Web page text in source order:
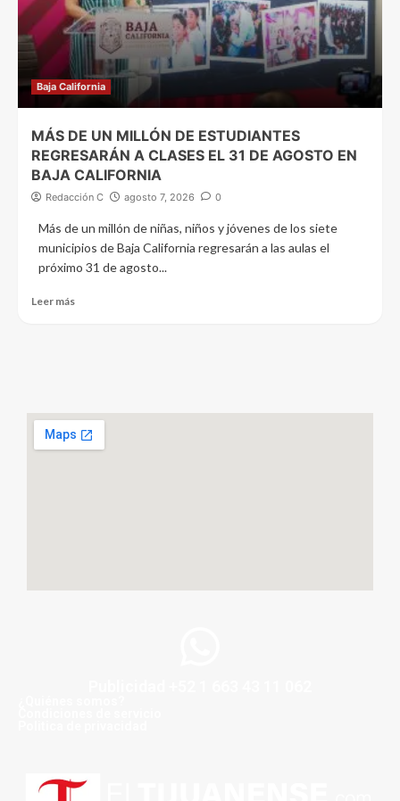
Baja California
MÁS DE UN MILLÓN DE ESTUDIANTES
REGRESARÁN A CLASES EL 31 DE AGOSTO EN
BAJA CALIFORNIA
Redacción C agosto 7, 2026 0
Más de un millón de niñas, niños y jóvenes de los siete
municipios de Baja California regresarán a las aulas el
próximo 31 de agosto...
Leer más